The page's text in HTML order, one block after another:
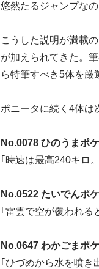
悠然たるジャンプなの
こうした説明が満載
が加えられてきた。
ら特筆すべき5体を厳
ポニータに続く4体は
No.0078 ひのうまポ
｢時速は最高240キロ
No.0522 たいでんポ
｢雷雲で空が覆われる
No.0647 わかごまポ
｢ひづめから水を噴き